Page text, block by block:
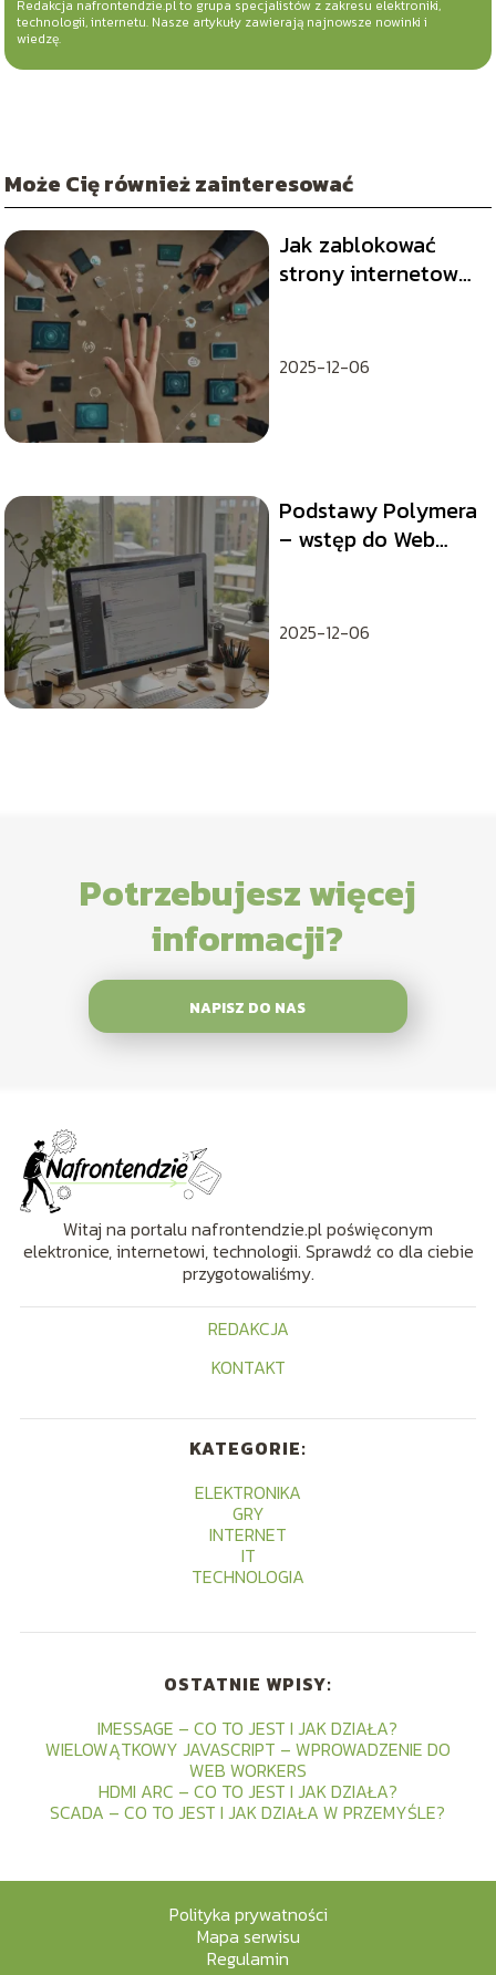
Redakcja nafrontendzie.pl to grupa specjalistów z zakresu elektroniki,
technologii, internetu. Nasze artykuły zawierają najnowsze nowinki i
wiedzę.
Może Cię również zainteresować
Jak zablokować
strony internetowe
2025-12-06
Podstawy Polymera
– wstęp do Web
2025-12-06
Potrzebujesz więcej
informacji?
NAPISZ DO NAS
Witaj na portalu nafrontendzie.pl poświęconym
elektronice, internetowi, technologii. Sprawdź co dla ciebie
przygotowaliśmy.
REDAKCJA
KONTAKT
KATEGORIE:
ELEKTRONIKA
GRY
INTERNET
IT
TECHNOLOGIA
OSTATNIE WPISY:
IMESSAGE – CO TO JEST I JAK DZIAŁA?
WIELOWĄTKOWY JAVASCRIPT – WPROWADZENIE DO
WEB WORKERS
HDMI ARC – CO TO JEST I JAK DZIAŁA?
SCADA – CO TO JEST I JAK DZIAŁA W PRZEMYŚLE?
Polityka prywatności
Mapa serwisu
Regulamin